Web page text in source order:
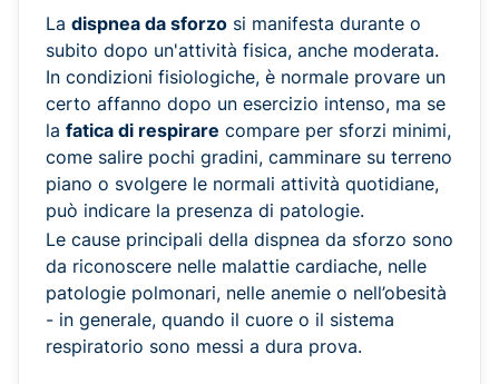
La dispnea da sforzo si manifesta durante o
subito dopo un'attività fisica, anche moderata.
In condizioni fisiologiche, è normale provare un
certo affanno dopo un esercizio intenso, ma se
la fatica di respirare compare per sforzi minimi,
come salire pochi gradini, camminare su terreno
piano o svolgere le normali attività quotidiane,
può indicare la presenza di patologie.
Le cause principali della dispnea da sforzo sono
da riconoscere nelle malattie cardiache, nelle
patologie polmonari, nelle anemie o nell’obesità
- in generale, quando il cuore o il sistema
respiratorio sono messi a dura prova.